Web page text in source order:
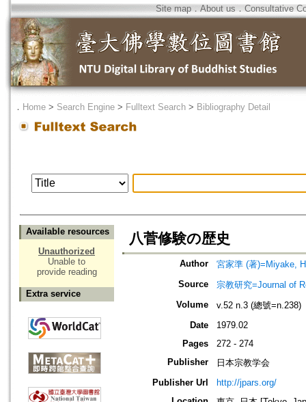
Site map．About us ． Consultative
． Home > Search Engine > Fulltext Search > Bibliography Detail
Available resources
Unauthorized
Unable to
provide reading
Extra service
八菅修験の歴史
Author
宮家準 (著)=Miyake,
Source
宗教研究=Journal of
Volume
v.52 n.3 (總號=n.238)
Date
1979.02
Pages
272 - 274
Publisher
日本宗教学会
Publisher Url
http://jpars.org/